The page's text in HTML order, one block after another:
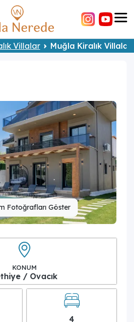
Villalar Muğla Kiralık Villalar
Fotoğrafları Göster
KONUM
/ Ovacık
4